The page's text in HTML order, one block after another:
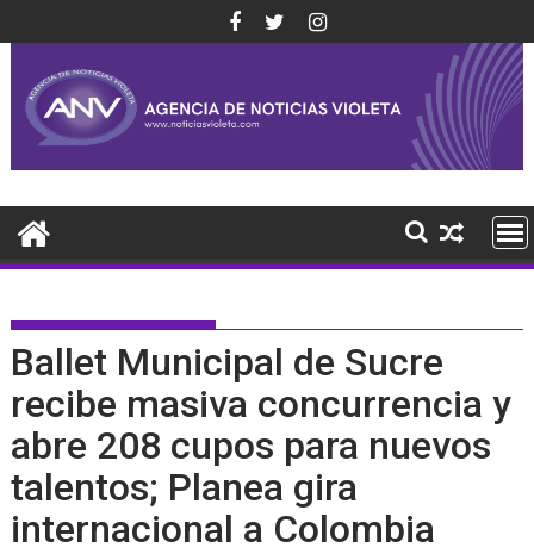
al
contenido
Ballet Municipal de Sucre
recibe masiva concurrencia y
abre 208 cupos para nuevos
talentos; Planea gira
internacional a Colombia